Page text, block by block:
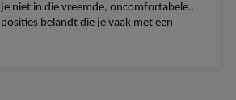
je niet in die vreemde, oncomfortabele
posities belandt die je vaak met een